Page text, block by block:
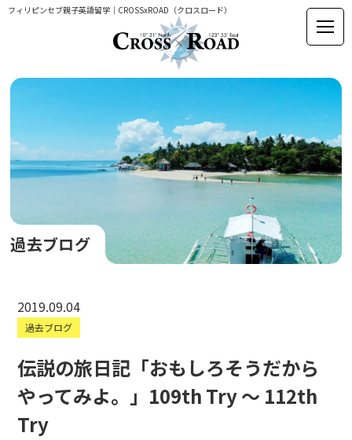
フィリピンセブ親子英語留学｜CROSSxROAD（クロスロード）
過去ブログ
2019.09.04
過去ブログ
伝説の旅日記「おもしろそうだから
やってみよ。」109th Try 〜 112th
Try